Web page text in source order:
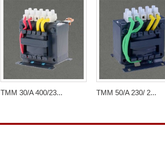
TMM 30/A 400/23... TMM 50/A 230/ 2...